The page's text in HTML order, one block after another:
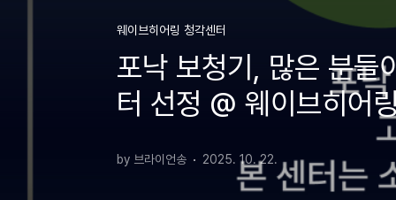
웨이브히어링 청각센터
포낙 보청기, 많은 분들
터 선정 @ 웨이브히어
by 브라이언송 2025. 10. 22.